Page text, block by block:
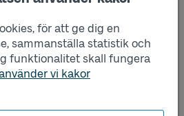
för att ge dig en
sammanställa statistik och
funktionalitet skall fungera
vi kakor